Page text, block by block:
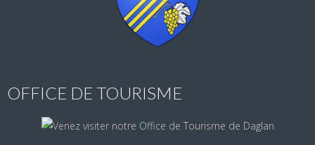
OFFICE DE TOURISME